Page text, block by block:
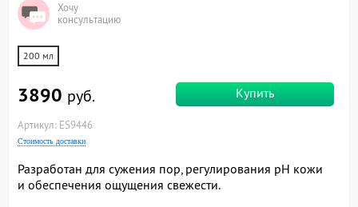
Хочу
консультацию
200 мл
3890 руб. Купить
Артикул: ES9446
Стоимость доставки
Разработан для сужения пор, регулирования pH кожи
и обеспечения ощущения свежести.